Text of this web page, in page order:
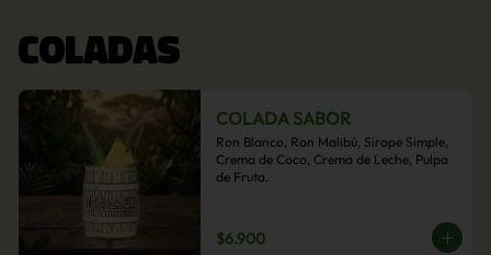
COLADAS
COLADA SABOR
Ron Blanco, Ron Malibú, Sirope Simple,
Crema de Coco, Crema de Leche, Pulpa
de Fruta.
$6.900